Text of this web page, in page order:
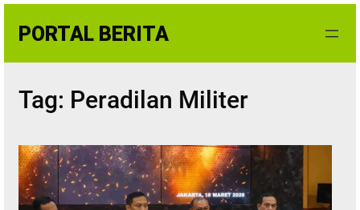
content
PORTAL BERITA
Tag: Peradilan Militer